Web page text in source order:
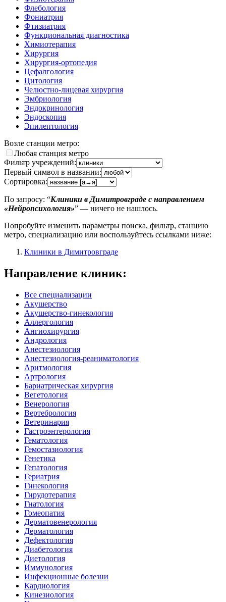
Флебология
Фониатрия
Фтизиатрия
Функциональная диагностика
Химиотерапия
Хирургия
Хирургия-ортопедия
Цефалгология
Цитология
Челюстно-лицевая хирургия
Эмбриология
Эндокринология
Эндоскопия
Эпилептология
Возле станции метро:
Любая станция метро
Фильтр учреждений:
Первый символ в названии:
Сортировка:
По запросу: “Клиники в Димитровграде с направлением
«Нейропсихология»” — ничего не нашлось.
Попробуйте изменить параметры поиска, фильтр, станцию
метро, специализацию или воспользуйтесь ссылками ниже:
Клиники в Димитровграде
Направление клиник:
Все специализации
Акушерство
Акушерство-гинекология
Аллергология
Ангиохирургия
Андрология
Анестезиология
Анестезиология-реаниматология
Аритмология
Артрология
Бариатрическая хирургия
Вегетология
Венерология
Вертебрология
Ветеринария
Гастроэнтерология
Гематология
Гемостазиология
Генетика
Гепатология
Гериатрия
Гинекология
Гирудотерапия
Гнатология
Гомеопатия
Дерматовенерология
Дерматология
Дефектология
Диабетология
Диетология
Иммунология
Инфекционные болезни
Кардиология
Кинезиология